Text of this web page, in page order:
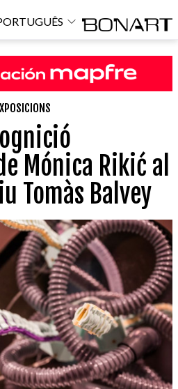
Mónica Rikić al
Tomàs Balvey